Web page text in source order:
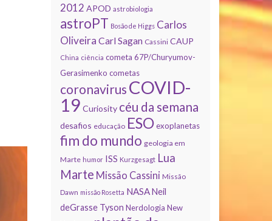
2012 APOD astrobiologia
astroPT Bosão de Higgs Carlos
Oliveira Carl Sagan Cassini CAUP
China ciência cometa 67P/Churyumov-
Gerasimenko cometas
coronavirus COVID-
19 Curiosity céu da semana
desafios educação ESO exoplanetas
fim do mundo geologia em
Marte humor ISS Kurzgesagt Lua
Marte Missão Cassini Missão
Dawn missão Rosetta NASA Neil
deGrasse Tyson Nerdologia New